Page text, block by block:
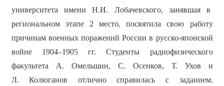
университета имени Н.И. Лобачевского, занявшая в
региональном этапе 2 место, посвятила свою работу
причинам военных поражений России в русско-японской
войне 1904–1905 гг. Студенты радиофизического
факультета А. Омельшин, С. Осенков, Т. Ухов и
Л. Колюганов отлично справилась с заданием.